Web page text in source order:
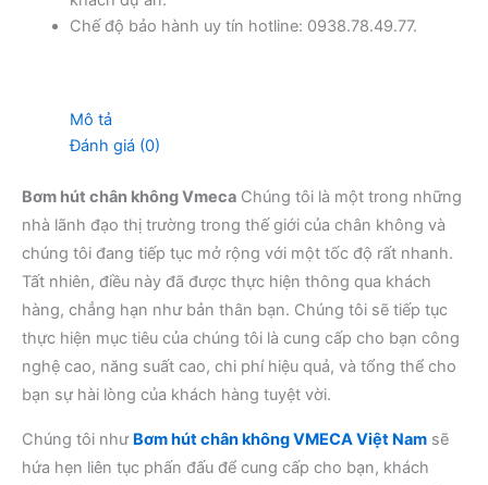
Chế độ bảo hành uy tín hotline: 0938.78.49.77.
Mô tả
Đánh giá (0)
Bơm hút chân không Vmeca Chúng tôi là một trong những
nhà lãnh đạo thị trường trong thế giới của chân không và
chúng tôi đang tiếp tục mở rộng với một tốc độ rất nhanh.
Tất nhiên, điều này đã được thực hiện thông qua khách
hàng, chẳng hạn như bản thân bạn. Chúng tôi sẽ tiếp tục
thực hiện mục tiêu của chúng tôi là cung cấp cho bạn công
nghệ cao, năng suất cao, chi phí hiệu quả, và tổng thể cho
bạn sự hài lòng của khách hàng tuyệt vời.
Chúng tôi như Bơm hút chân không VMECA Việt Nam sẽ
hứa hẹn liên tục phấn đấu để cung cấp cho bạn, khách